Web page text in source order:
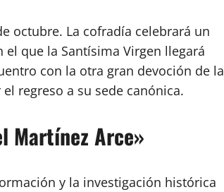
octubre. La cofradía celebrará un
que la Santísima Virgen llegará
con la otra gran devoción de la
regreso a su sede canónica.
Martínez Arce»
y la investigación histórica